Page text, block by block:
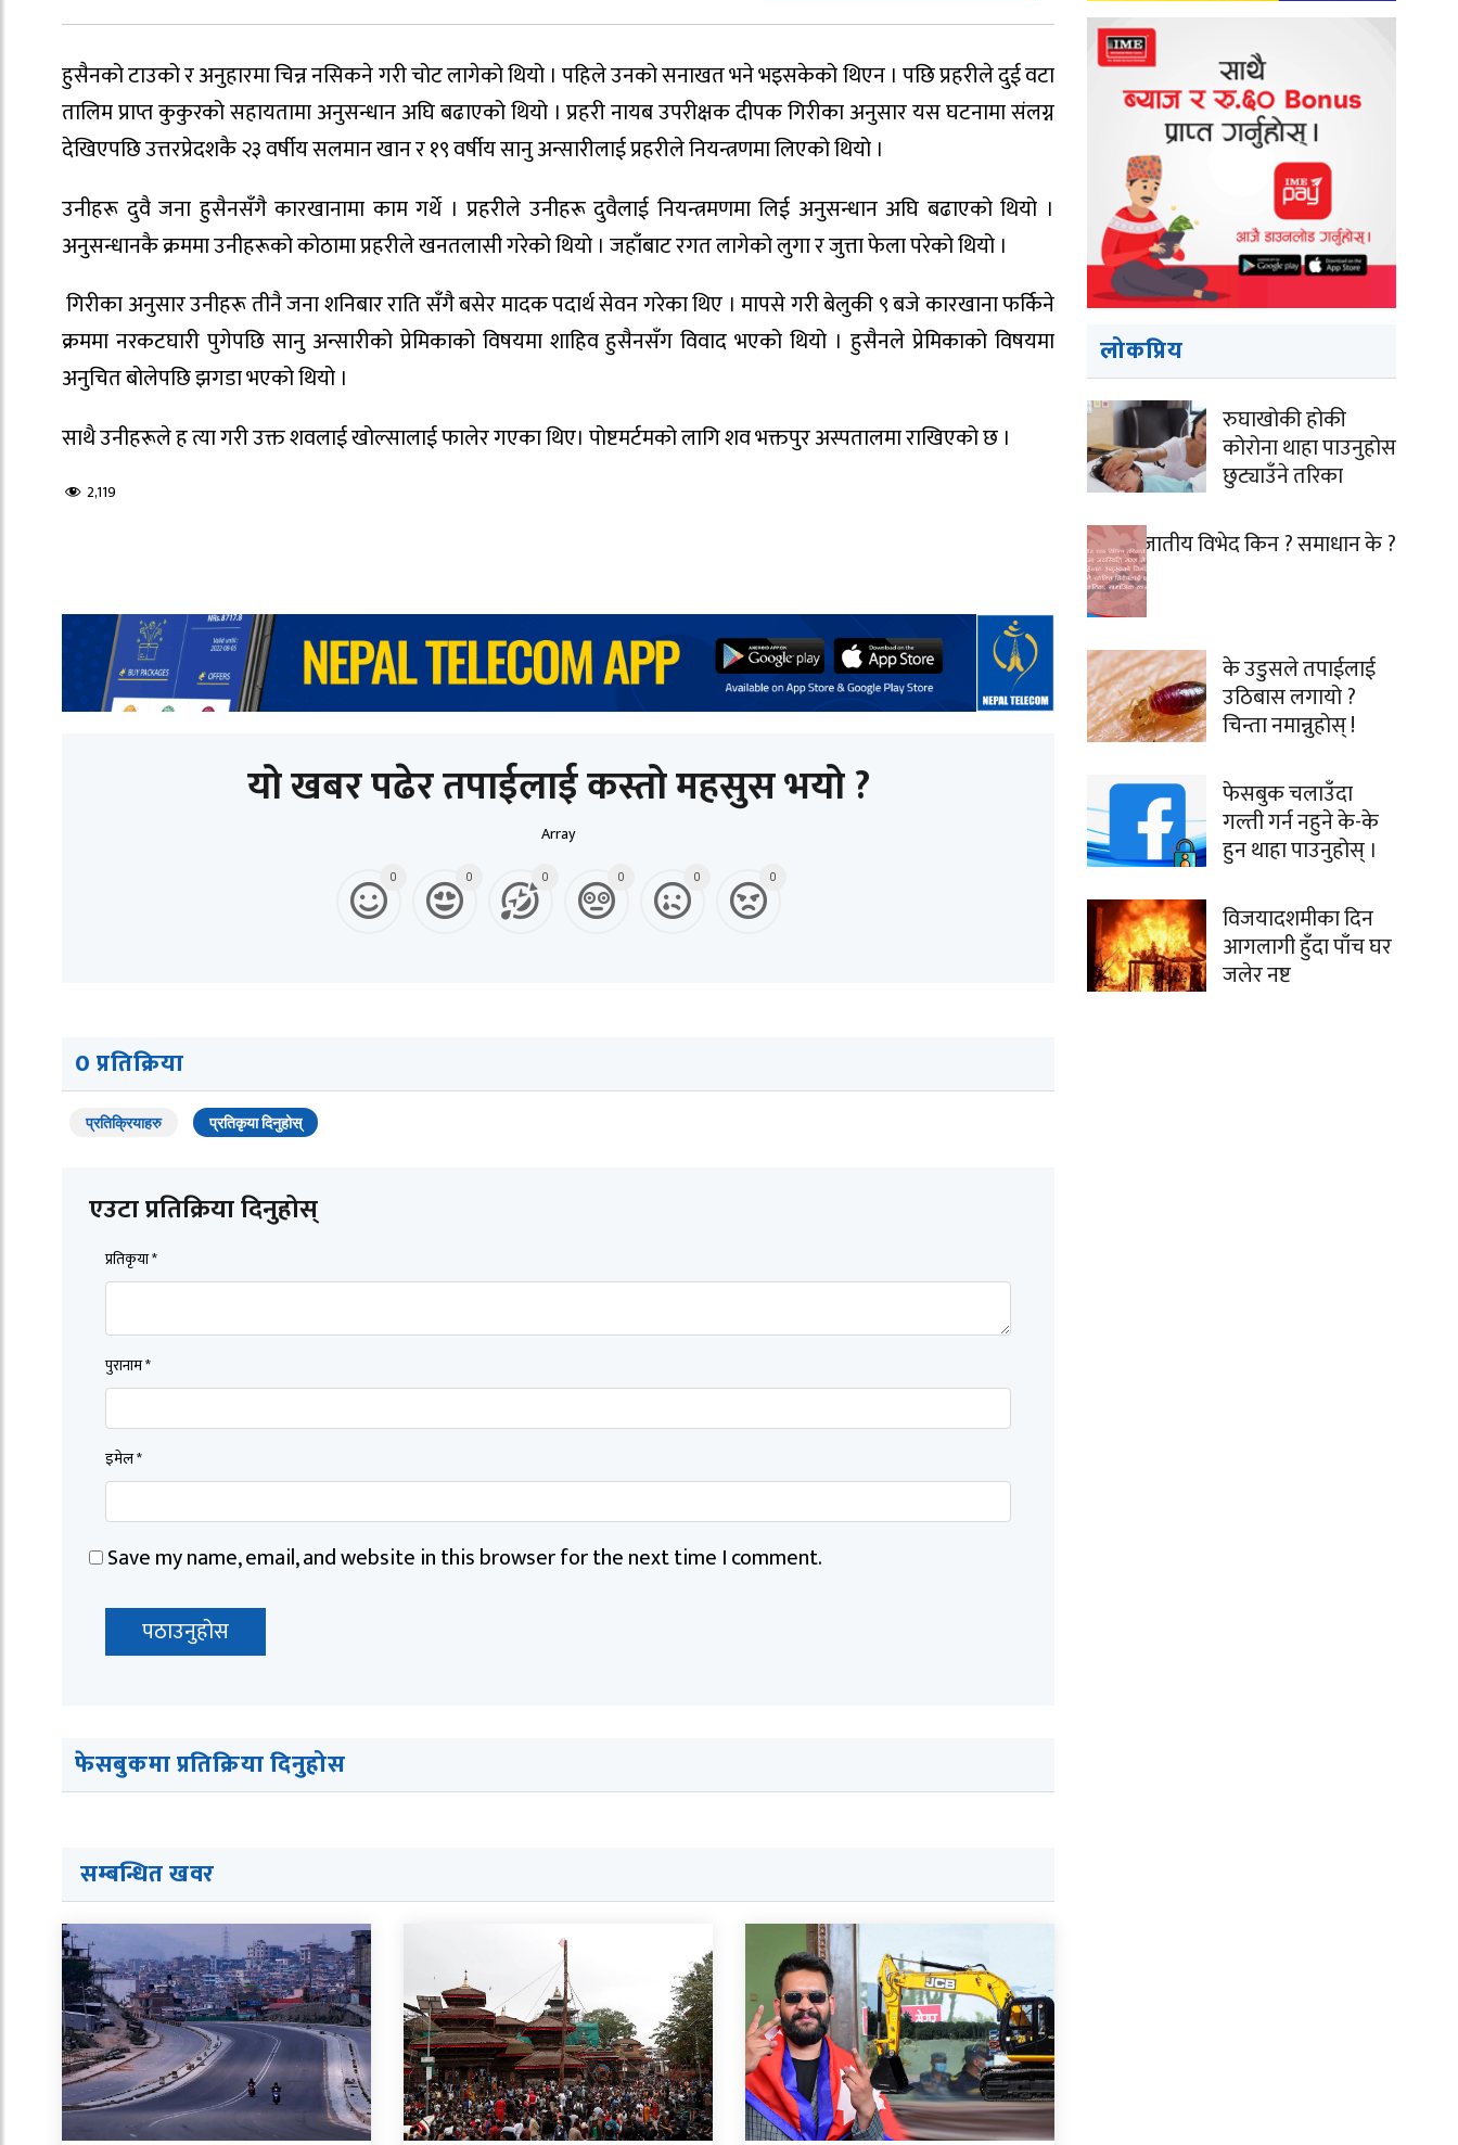
हुसैनको टाउको र अनुहारमा चिन्न नसिकने गरी चोट लागेको थियो । पहिले उनको सनाखत भने भइसकेको थिएन । पछि प्रहरीले दुई वटा
तालिम प्राप्त कुकुरको सहायतामा अनुसन्धान अघि बढाएको थियो । प्रहरी नायब उपरीक्षक दीपक गिरीका अनुसार यस घटनामा संलग्न
देखिएपछि उत्तरप्रेदशकै २३ वर्षीय सलमान खान र १९ वर्षीय सानु अन्सारीलाई प्रहरीले नियन्त्रणमा लिएको थियो ।
उनीहरू दुवै जना हुसैनसँगै कारखानामा काम गर्थे । प्रहरीले उनीहरू दुवैलाई नियन्त्रमणमा लिई अनुसन्धान अघि बढाएको थियो ।
अनुसन्धानकै क्रममा उनीहरूको कोठामा प्रहरीले खनतलासी गरेको थियो । जहाँबाट रगत लागेको लुगा र जुत्ता फेला परेको थियो ।
गिरीका अनुसार उनीहरू तीनै जना शनिबार राति सँगै बसेर मादक पदार्थ सेवन गरेका थिए । मापसे गरी बेलुकी ९ बजे कारखाना फर्किने
क्रममा नरकटघारी पुगेपछि सानु अन्सारीको प्रेमिकाको विषयमा शाहिव हुसैनसँग विवाद भएको थियो । हुसैनले प्रेमिकाको विषयमा
अनुचित बोलेपछि झगडा भएको थियो ।
साथै उनीहरूले ह त्या गरी उक्त शवलाई खोल्सालाई फालेर गएका थिए। पोष्टमर्टमको लागि शव भक्तपुर अस्पतालमा राखिएको छ ।
2,119
यो खबर पढेर तपाईलाई कस्तो महसुस भयो ?
Array
0 0 0 0 0 0
0 प्रतिक्रिया
प्रतिक्रियाहरु प्रतिकृया दिनुहोस्
एउटा प्रतिक्रिया दिनुहोस्
प्रतिकृया *
पुरानाम *
इमेल *
Save my name, email, and website in this browser for the next time I comment.
फेसबुकमा प्रतिक्रिया दिनुहोस
सम्बन्धित खवर
लोकप्रिय
रुघाखोकी होकी
कोरोना थाहा पाउनुहोस
छुट्याउँने तरिका
जातीय विभेद किन ? समाधान के ?
के उडुसले तपाईलाई
उठिबास लगायो ?
चिन्ता नमान्नुहोस् !
फेसबुक चलाउँदा
गल्ती गर्न नहुने के-के
हुन थाहा पाउनुहोस् ।
विजयादशमीका दिन
आगलागी हुँदा पाँच घर
जलेर नष्ट